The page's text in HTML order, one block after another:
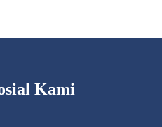
Kami